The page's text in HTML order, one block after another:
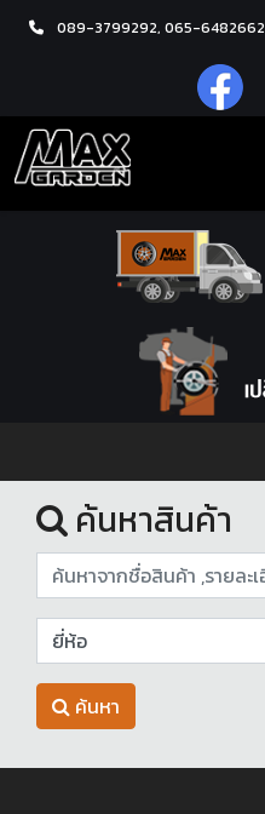
089-3799292, 065-6482662
หน้าแรก
ค้นหาสินค้า
ค้นหา